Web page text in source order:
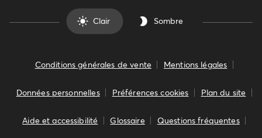
Clair Sombre
Conditions générales de vente Mentions légales
Données personnelles Préférences cookies Plan du site
Aide et accessibilité Glossaire Questions fréquentes